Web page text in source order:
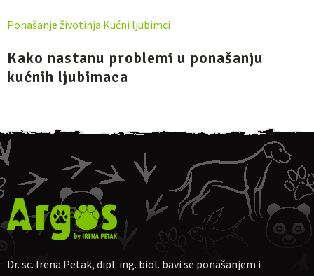
Ponašanje životinja Kućni ljubimci
Kako nastanu problemi u ponašanju
kućnih ljubimaca
Dr. sc. Irena Petak, dipl. ing. biol. bavi se ponašanjem i